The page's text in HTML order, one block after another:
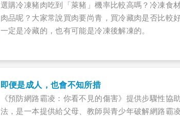
選購冷凍豬肉吃到「萊豬」機率比較高嗎？冷凍食
肉品呢？大家常說買肉要尚青，買冷藏肉是否比較
一定是冷藏的，也有可能是冷凍後解凍的。
即便是成人，也會不知所措
《預防網路霸凌：你看不見的傷害》提供步驟性協
法，是一本提供給父母、教師與青少年破解網路霸